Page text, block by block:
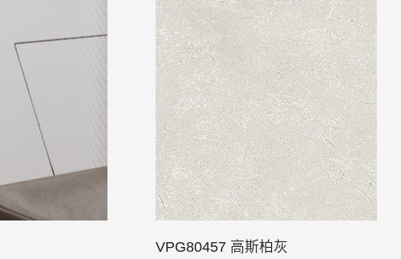
VPG80457 高斯柏灰